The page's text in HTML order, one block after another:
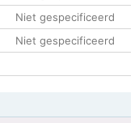
Niet gespecificeerd
Niet gespecificeerd